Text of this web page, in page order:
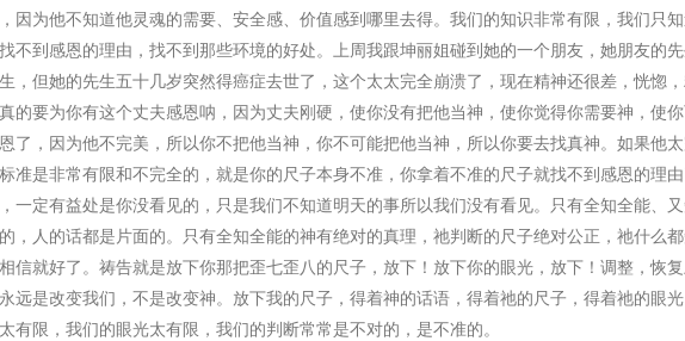
为他不知道他灵魂的需要、安全感、价值感到哪里去得。我们的知识非常有限，我们只
到感恩的理由，找不到那些环境的好处。上周我跟坤丽姐碰到她的一个朋友，她朋友的
但她的先生五十几岁突然得癌症去世了，这个太太完全崩溃了，现在精神还很差，恍惚
要为你有这个丈夫感恩呐，因为丈夫刚硬，使你没有把他当神，使你觉得你需要神，使
，因为他不完美，所以你不把他当神，你不可能把他当神，所以你要去找真神。如果他
是非常有限和不完全的，就是你的尺子本身不准，你拿着不准的尺子就找不到感恩的理
定有益处是你没看⻅的，只是我们不知道明天的事所以我们没有看⻅。只有全知全能、
人的话都是片面的。只有全知全能的神有绝对的真理，祂判断的尺子绝对公正，祂什么
就好了。祷告就是放下你那把歪七歪八的尺子，放下！放下你的眼光，放下！调整，恢
是改变我们，不是改变神。放下我的尺子，得着神的话语，得着祂的尺子，得着祂的眼
限，我们的眼光太有限，我们的判断常常是不对的，是不准的。